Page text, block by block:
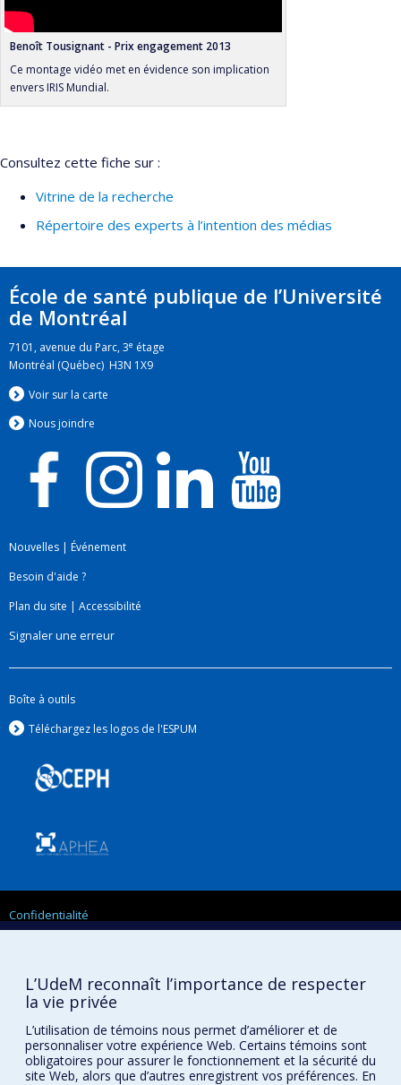
Benoît Tousignant - Prix engagement 2013
Ce montage vidéo met en évidence son implication
envers IRIS Mundial.
Consultez cette fiche sur :
Vitrine de la recherche
Répertoire des experts à l’intention des médias
École de santé publique de l’Université
de Montréal
7101, avenue du Parc, 3e étage
Montréal (Québec) H3N 1X9
Voir sur la carte
Nous joindre
Nouvelles | Événement
Besoin d'aide ?
Plan du site | Accessibilité
Signaler une erreur
Boîte à outils
Téléchargez les logos de l'ESPUM
Confidentialité
Montréal
L’UdeM reconnaît l’importance de respecter
la vie privée
L’utilisation de témoins nous permet d’améliorer et de
personnaliser votre expérience Web. Certains témoins sont
obligatoires pour assurer le fonctionnement et la sécurité du
site Web, alors que d’autres enregistrent vos préférences. En